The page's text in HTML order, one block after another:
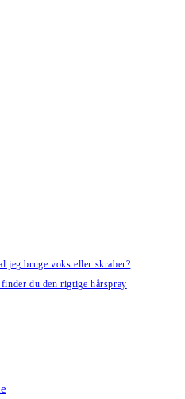
jeg bruge voks eller skraber?
du den rigtige hårspray